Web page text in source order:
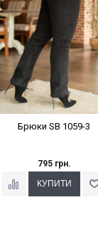
Брюки SB 1059-3
795 грн.